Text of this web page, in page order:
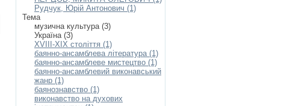
Рудчук, Юрій Антонович (1)
Тема
музична культура (3)
Україна (3)
XVIIІ-XIХ століття (1)
баянно-ансамблева література (1)
баянно-ансамблеве мистецтво (1)
баянно-ансамблевий виконавський
жанр (1)
баянознавство (1)
виконавство на духових